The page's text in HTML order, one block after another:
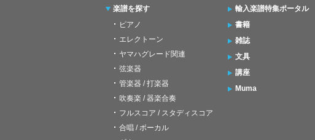
楽譜を探す
ピアノ
エレクトーン
ヤマハグレード関連
弦楽器
管楽器 / 打楽器
吹奏楽 / 器楽合奏
フルスコア / スタディスコア
合唱 / ボーカル
輸入楽譜特集ポータル
書籍
雑誌
文具
講座
Muma